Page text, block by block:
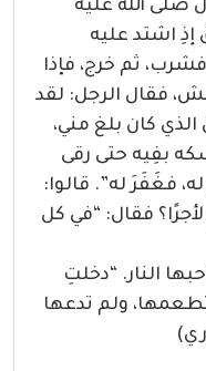
صلى الله عليه
اشتد عليه
ثم خرج، فإذا
فقال الرجل: لقد
كان بلغ مني،
بفِيه حتى رقى
فغَفَرَ له”. قالوا:
لأجرًا؟ فقال: “في كل
النار. “دخلتِ
تطعمها، ولم تدعها